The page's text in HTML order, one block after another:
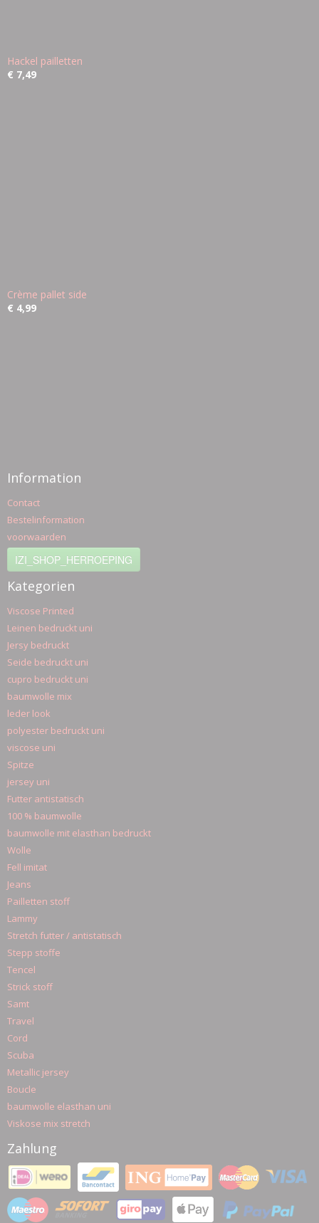
Hackel pailletten
€ 7,49
Crème pallet side
€ 4,99
Information
Contact
Bestelinformation
voorwaarden
IZI_SHOP_HERROEPING
Kategorien
Viscose Printed
Leinen bedruckt uni
Jersy bedruckt
Seide bedruckt uni
cupro bedruckt uni
baumwolle mix
leder look
polyester bedruckt uni
viscose uni
Spitze
jersey uni
Futter antistatisch
100 % baumwolle
baumwolle mit elasthan bedruckt
Wolle
Fell imitat
Jeans
Pailletten stoff
Lammy
Stretch futter / antistatisch
Stepp stoffe
Tencel
Strick stoff
Samt
Travel
Cord
Scuba
Metallic jersey
Boucle
baumwolle elasthan uni
Viskose mix stretch
Zahlung